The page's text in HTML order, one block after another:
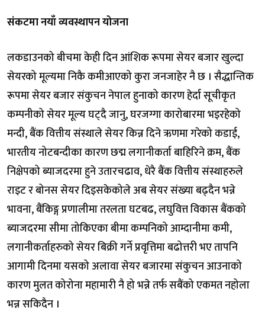
संकटमा नयाँ व्यवस्थापन योजना
लकडाउनको बीचमा केही दिन आंशिक रूपमा सेयर बजार खुल्दा
सेयरको मूल्यमा निकै कमीआएको कुरा जनजाहेर नै छ । सैद्धान्तिक
रूपमा सेयर बजार संकुचन नेपाल हुनाको कारण हेर्दा सूचीकृत
कम्पनीको सेयर मूल्य घट्दै जानु, घरजग्गा कारोबारमा भइरहेको
मन्दी, बैंक वित्तीय संस्थाले सेयर किन्न दिने ऋणमा गरेको कडाई,
भारतीय नोटबन्दीका कारण छद्म लगानीकर्ता बाहिरिने क्रम, बैंक
निक्षेपको ब्याजदरमा हुने उतारचढाव, धेरै बैंक वित्तीय संस्थाहरुले
राइट र बोनस सेयर दिइसकेकोले अब सेयर संख्या बढ्दैन भन्ने
भावना, बैंकिङ्ग प्रणालीमा तरलता घटबढ, लघुवित्त विकास बैंकको
ब्याजदरमा सीमा तोकिएका बीमा कम्पनिको आम्दानीमा कमी,
लगानीकर्ताहरुको सेयर बिक्री गर्ने प्रवृत्तिमा बढोत्तरी भए तापनि
आगामी दिनमा यसको अलावा सेयर बजारमा संकुचन आउनाको
कारण मुलत कोरोना महामारी नै हो भन्ने तर्फ सबैंको एकमत नहोला
भन्न सकिदैन ।